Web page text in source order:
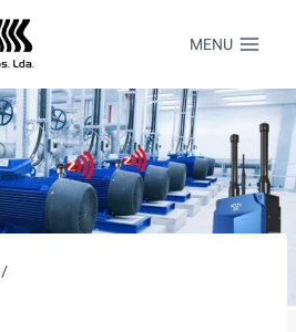
MENU
/